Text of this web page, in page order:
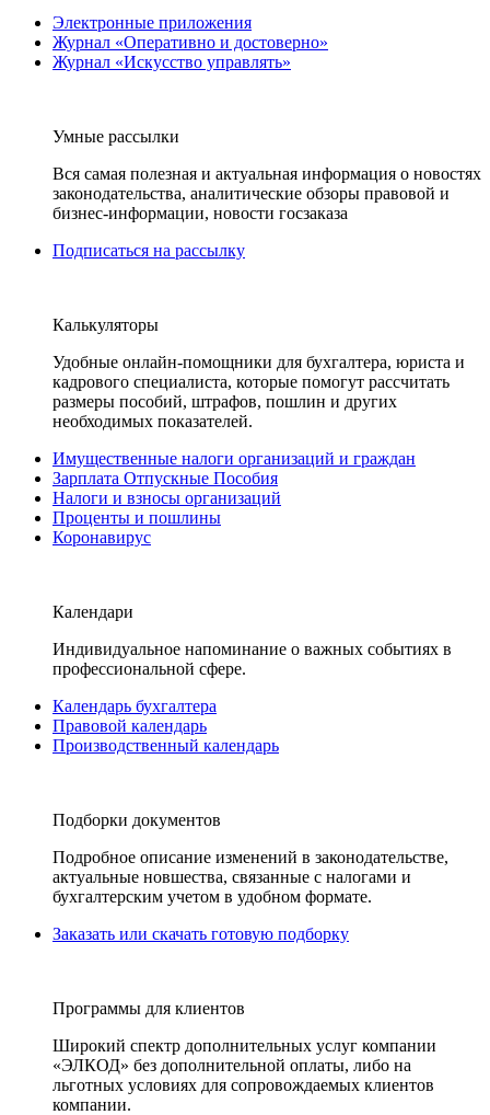
Электронные приложения
Журнал «Оперативно и достоверно»
Журнал «Искусство управлять»
Умные рассылки
Вся самая полезная и актуальная информация о новостях
законодательства, аналитические обзоры правовой и
бизнес-информации, новости госзаказа
Подписаться на рассылку
Калькуляторы
Удобные онлайн-помощники для бухгалтера, юриста и
кадрового специалиста, которые помогут рассчитать
размеры пособий, штрафов, пошлин и других
необходимых показателей.
Имущественные налоги организаций и граждан
Зарплата Отпускные Пособия
Налоги и взносы организаций
Проценты и пошлины
Коронавирус
Календари
Индивидуальное напоминание о важных событиях в
профессиональной сфере.
Календарь бухгалтера
Правовой календарь
Производственный календарь
Подборки документов
Подробное описание изменений в законодательстве,
актуальные новшества, связанные с налогами и
бухгалтерским учетом в удобном формате.
Заказать или скачать готовую подборку
Программы для клиентов
Широкий спектр дополнительных услуг компании
«ЭЛКОД» без дополнительной оплаты, либо на
льготных условиях для сопровождаемых клиентов
компании.